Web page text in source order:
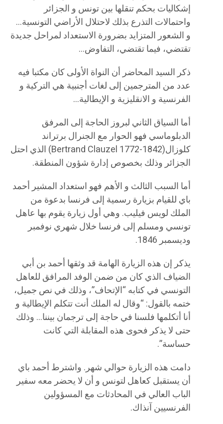
إشكاليات بحكم تنقلها بين تونس و الجزائر
واحتمالات التذرع بذلك لاحتلال الأراضي التونسية…
و الشعور المتزايد بضرورة الاستعداد لمراحل جديدة
تقتضي، فيما تقتضي، التفاوض…
ذكر السيد المحاضر أن النواة الأولى كان مكتبا فيه
عدد من المترجمين إلى لغات أجنبية هي التركية و
الفرنسية و الانقليزية و الإيطالية…
أما السياق الثاني لبروز الحاجة إلى المرفق
الدبلوماسي فهو الحوار مع الجنرال برتراند
كلوزال(Bertrand Clauzel 1772-1842) الذي احتل
الجزائر وذلك بخصوص إدارة شؤون المنطقة.
أما السبب الثالث و الأهم فهو استعداد المشير أحمد
باي للقيام بزيارة رسمية إلى فرنسا بدعوة من
الملك لويس فيليب. وهي أول زيارة يقوم بها عاهل
تونسي ومسلم إلى فرنسا خلال شهري نوفمبر
وديسمبر 1846.
يذكر إن هذه الزيارة الهامة قد وثقها أحمد بن أبي
الضياف الذي كان من ضمن الوفد المرافق للعاهل
التونسي في كتابه “الإتحاف”، وذلك في نص جميل،
ختمه بالقول: “وقال له الملك أنت تتكلم الإيطالية و
أنا أتكلمها فلسنا في حاجة إلى ترجمان بيننا… وذلك
حتى لا يذكر فحوى هذه المقابلة التي كانت
حساسة”.
دامت هذه الزيارة حوالي شهر. واشترط أحمد باي
أن يستقبل كعاهل لتونس و أن لا يحضر معه سفير
الباب العالي في المحادثات مع المسؤولين
الفرنسيين آنذاك.